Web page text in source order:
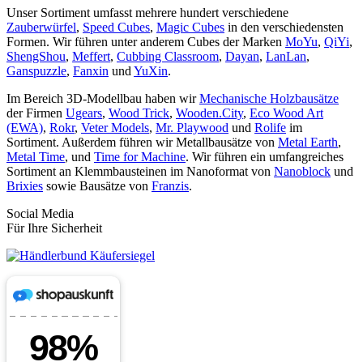
Unser Sortiment umfasst mehrere hundert verschiedene
Zauberwürfel, Speed Cubes, Magic Cubes in den verschiedensten
Formen. Wir führen unter anderem Cubes der Marken MoYu, QiYi,
ShengShou, Meffert, Cubbing Classroom, Dayan, LanLan,
Ganspuzzle, Fanxin und YuXin.
Im Bereich 3D-Modellbau haben wirMechanische Holzbausätze
der Firmen Ugears, Wood Trick, Wooden.City, Eco Wood Art
(EWA), Rokr, Veter Models, Mr. Playwood und Rolife im
Sortiment. Außerdem führen wir Metallbausätze von Metal Earth,
Metal Time, und Time for Machine. Wir führen ein umfangreiches
Sortiment an Klemmbausteinen im Nanoformat von Nanoblock und
Brixies sowie Bausätze von Franzis.
Social Media
Für Ihre Sicherheit